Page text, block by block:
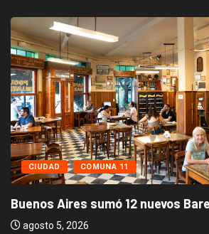
CIUDAD COMUNA 11
Buenos Aires sumó 12 nuevos
agosto 5, 2026